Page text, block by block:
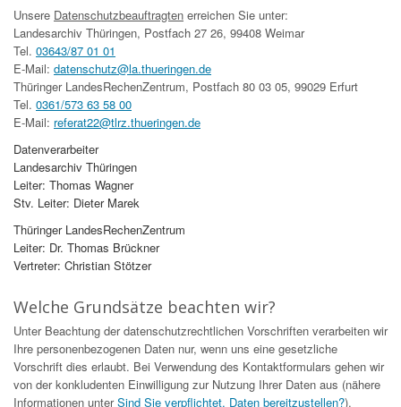
Unsere Datenschutzbeauftragten erreichen Sie unter:
Landesarchiv Thüringen, Postfach 27 26, 99408 Weimar
Tel. 03643/87 01 01
E-Mail: datenschutz@la.thueringen.de
Thüringer LandesRechenZentrum, Postfach 80 03 05, 99029 Erfurt
Tel. 0361/573 63 58 00
E-Mail: referat22@tlrz.thueringen.de
Datenverarbeiter
Landesarchiv Thüringen
Leiter: Thomas Wagner
Stv. Leiter: Dieter Marek
Thüringer LandesRechenZentrum
Leiter: Dr. Thomas Brückner
Vertreter: Christian Stötzer
Welche Grundsätze beachten wir?
Unter Beachtung der datenschutzrechtlichen Vorschriften verarbeiten wir
Ihre personenbezogenen Daten nur, wenn uns eine gesetzliche
Vorschrift dies erlaubt. Bei Verwendung des Kontaktformulars gehen wir
von der konkludenten Einwilligung zur Nutzung Ihrer Daten aus (nähere
Informationen unterSind Sie verpflichtet, Daten bereitzustellen?).